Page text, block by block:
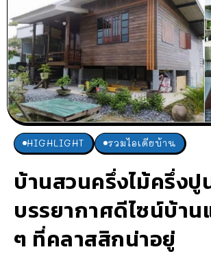
HIGHLIGHT รวมไอเดียบ้าน
บ้านสวนครึ่งไม้ครึ่ง
บรรยากาศดีไซน์บ้าน
ๆ ที่คลาสสิกน่าอยู่